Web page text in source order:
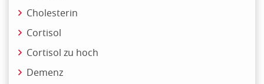
Cholesterin
Cortisol
Cortisol zu hoch
Demenz